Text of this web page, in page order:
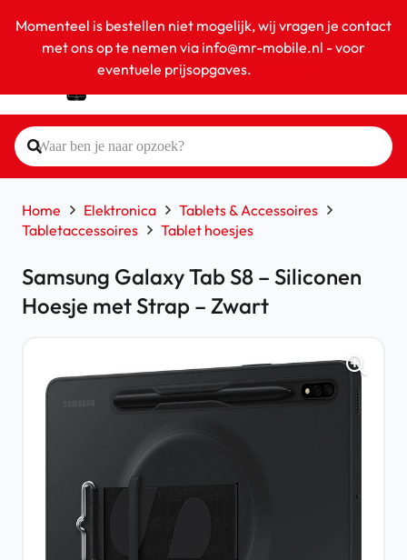
Momenteel is bestellen niet mogelijk, wij vragen je contact
met ons op te nemen via info@mr-mobile.nl - voor
eventuele prijsopgaves.
Home Elektronica
Tablets & Accessoires
Tabletaccessoires
Tablet hoesjes
Samsung Galaxy Tab S8 – Siliconen
Hoesje met Strap – Zwart